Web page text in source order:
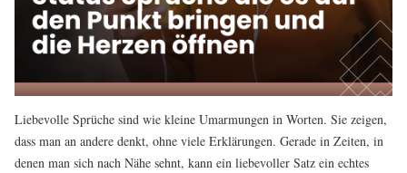
Liebevolle Sprüche sind wie kleine Umarmungen in Worten. Sie zeigen,
dass man an andere denkt, ohne viele Erklärungen. Gerade in Zeiten, in
denen man sich nach Nähe sehnt, kann ein liebevoller Satz ein echtes